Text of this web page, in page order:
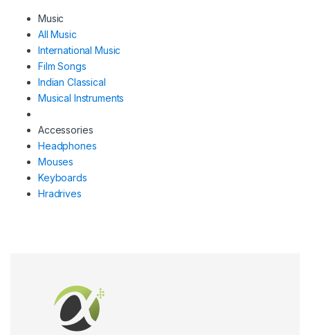
Music
All Music
International Music
Film Songs
Indian Classical
Musical Instruments
Accessories
Headphones
Mouses
Keyboards
Hradrives